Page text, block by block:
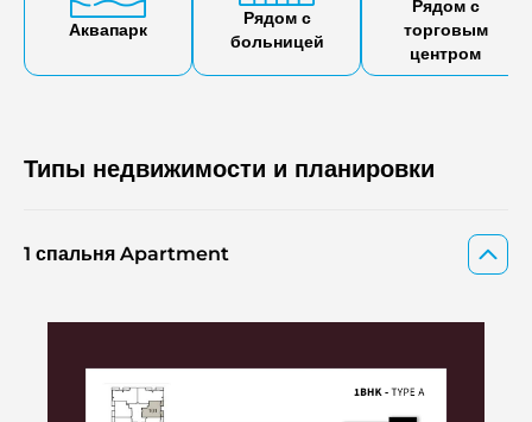
Аквапарк
Рядом с
больницей
Рядом с
торговым
центром
Типы недвижимости и планировки
1 спальня Apartment